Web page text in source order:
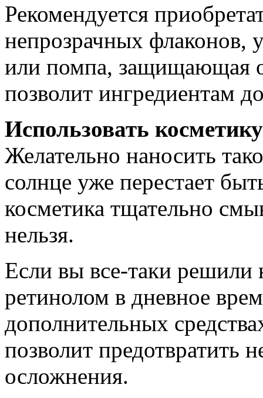
Рекомендуется
непрозрачных флаконов,
или помпа, защищающая
позволит ингредиентам
Использовать
Желательно наносить
солнце уже перестает
косметика тщательно
нельзя.
Если вы все-таки решили
ретинолом в дневное
дополнительных
позволит предотвратить
осложнения.